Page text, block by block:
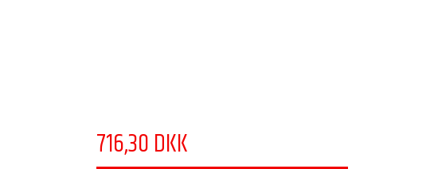
716,30 DKK